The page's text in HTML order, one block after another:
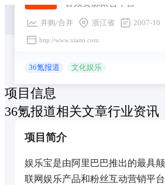
音频资源聚合平台
并购/合并 浙江省 2007-10
http://www.xiami.com
36氪报道 文化娱乐
项目信息
36氪报道相关文章行业资讯
项目简介
娱乐宝是由阿里巴巴推出的最具
联网娱乐产品和粉丝互动营销平